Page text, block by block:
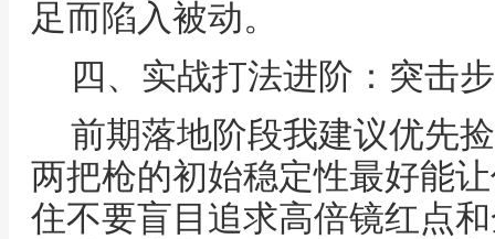
足而陷入被动。
四、实战打法进阶：突击
前期落地阶段我建议优先
两把枪的初始稳定性最好能
住不要盲目追求高倍镜红点